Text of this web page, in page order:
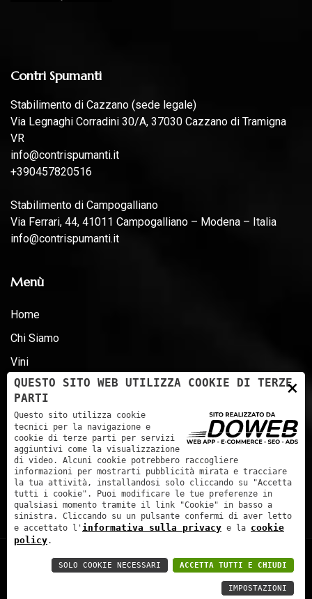
Contri Spumanti
Stabilimento di Cazzano (sede legale)
Via Legnaghi Corradini 30/A, 37030 Cazzano di Tramigna
VR
info@contrispumanti.it
+390457820516
Stabilimento di Campogalliano
Via Ferrari, 44, 41011 Campogalliano – Modena – Italia
info@contrispumanti.it
Menù
Home
Chi Siamo
Vini
News
Premi
Certificazioni - D.LG 231 - ESG
Contatti
Contri Spumanti S.P.A. | P.IVA: 01241060233 | C.F.:
01241060233 | Cap. soc. 943.410,00 € | REA: VR168551 |
INDICAZIONI
SMALTIMENTO
×
QUESTO SITO WEB UTILIZZA COOKIE DI TERZE
PARTI
Questo sito utilizza cookie
tecnici per la navigazione e
cookie di terze parti per servizi
aggiuntivi come la visualizzazione
di video. Alcuni cookie potrebbero raccogliere
informazioni per mostrarti pubblicità mirata e tracciare
la tua attività, installandosi solo cliccando su "Accetta
tutti i cookie". Puoi modificare le tue preferenze in
qualsiasi momento tramite il link "Cookie" in basso a
sinistra. Cliccando su un pulsante confermi di aver letto
e accettato l' informativa sulla privacy e la cookie
policy.
ACCETTA TUTTI E CHIUDI
SOLO COOKIE NECESSARI
IMPOSTAZIONI